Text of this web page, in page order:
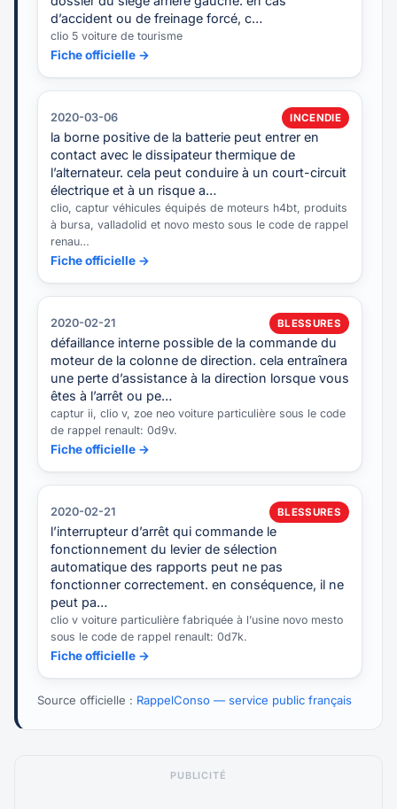
d’accident ou de freinage forcé, c…
clio 5 voiture de tourisme
Fiche officielle →
2020-03-06 INCENDIE
la borne positive de la batterie peut entrer en
contact avec le dissipateur thermique de
l’alternateur. cela peut conduire à un court-circuit
électrique et à un risque a…
clio, captur véhicules équipés de moteurs h4bt, produits
à bursa, valladolid et novo mesto sous le code de rappel
renau…
Fiche officielle →
2020-02-21 BLESSURES
défaillance interne possible de la commande du
moteur de la colonne de direction. cela entraînera
une perte d’assistance à la direction lorsque vous
êtes à l’arrêt ou pe…
captur ii, clio v, zoe neo voiture particulière sous le code
de rappel renault: 0d9v.
Fiche officielle →
2020-02-21 BLESSURES
l’interrupteur d’arrêt qui commande le
fonctionnement du levier de sélection
automatique des rapports peut ne pas
fonctionner correctement. en conséquence, il ne
peut pa…
clio v voiture particulière fabriquée à l’usine novo mesto
sous le code de rappel renault: 0d7k.
Fiche officielle →
Source officielle : RappelConso — service public français
PUBLICITÉ